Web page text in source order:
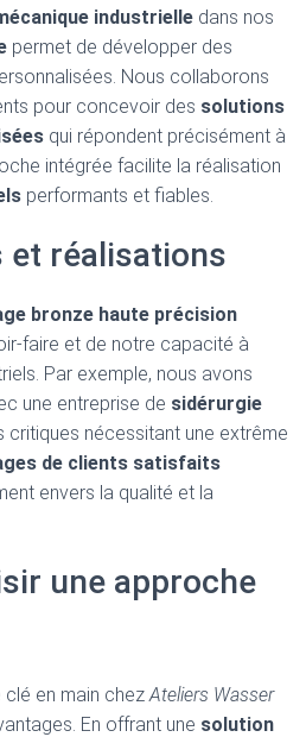
industrielle dans nos
permet de développer des
Nous collaborons
pour concevoir des solutions
qui répondent précisément à
intégrée facilite la réalisation
performants et fiables.
et réalisations
bronze haute précision
faire et de notre capacité à
Par exemple, nous avons
une entreprise de sidérurgie
critiques nécessitant une extrême
de clients satisfaits
envers la qualité et la
une approche
clé en main chezAteliers Wasser
En offrant une solution